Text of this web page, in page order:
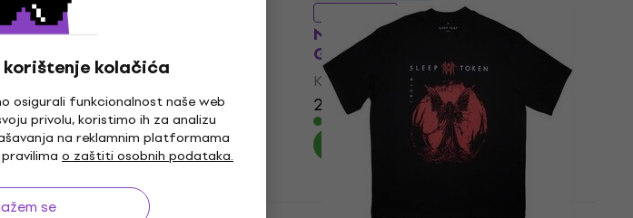
kolačića
osigurali funkcionalnost naše web
privolu, koristimo ih za analizu
na reklamnim platformama
o zaštiti osobnih podataka.
se
5 varijante
The Beatles Logo & Sub
Košulja
21,40 €
Na skladištu
Notorious B.I.G. Cartoon
Graffiti
Košulja
20,30 € 20,70 €
Na skladištu